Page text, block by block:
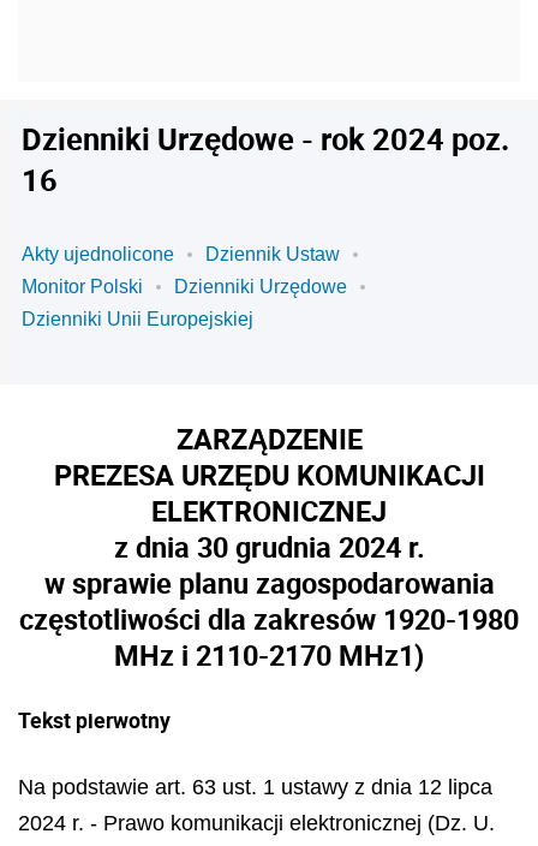
Dzienniki Urzędowe - rok 2024 poz.
16
Akty ujednolicone
Dziennik Ustaw
Monitor Polski
Dzienniki Urzędowe
Dzienniki Unii Europejskiej
ZARZĄDZENIE
PREZESA URZĘDU KOMUNIKACJI
ELEKTRONICZNEJ
z dnia 30 grudnia 2024 r.
w sprawie planu zagospodarowania
częstotliwości dla zakresów 1920-1980
MHz i 2110-2170 MHz1)
Tekst pierwotny
Na podstawie art. 63 ust. 1 ustawy z dnia 12 lipca
2024 r. - Prawo komunikacji elektronicznej (Dz. U.